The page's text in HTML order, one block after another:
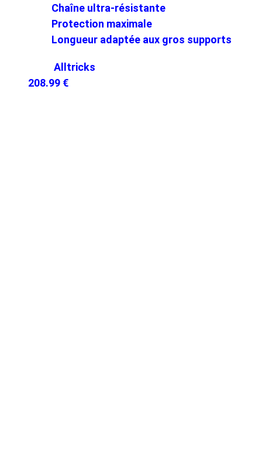
Chaîne ultra-résistante
Protection maximale
Longueur adaptée aux gros supports
Alltricks
208.99 €